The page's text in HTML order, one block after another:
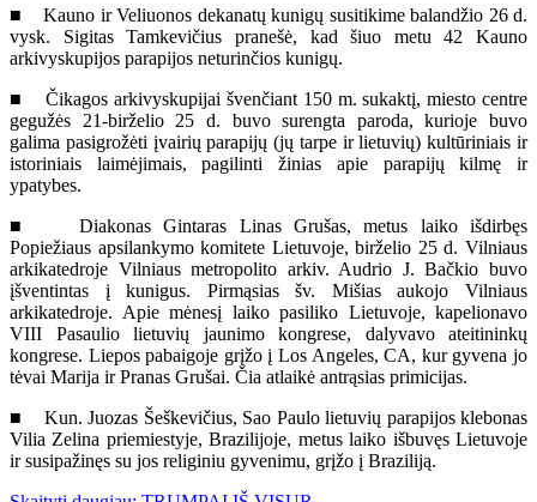
■ Kauno ir Veliuonos dekanatų kunigų susitikime balandžio 26 d.
vysk. Sigitas Tamkevičius pranešė, kad šiuo metu 42 Kauno
arkivyskupijos parapijos neturinčios kunigų.
■ Čikagos arkivyskupijai švenčiant 150 m. sukaktį, miesto centre
gegužės 21-birželio 25 d. buvo surengta paroda, kurioje buvo
galima pasigrožėti įvairių parapijų (jų tarpe ir lietuvių) kultūriniais ir
istoriniais laimėjimais, pagilinti žinias apie parapijų kilmę ir
ypatybes.
■ Diakonas Gintaras Linas Grušas, metus laiko išdirbęs
Popiežiaus apsilankymo komitete Lietuvoje, birželio 25 d. Vilniaus
arkikatedroje Vilniaus metropolito arkiv. Audrio J. Bačkio buvo
įšventintas į kunigus. Pirmąsias šv. Mišias aukojo Vilniaus
arkikatedroje. Apie mėnesį laiko pasiliko Lietuvoje, kapelionavo
VIII Pasaulio lietuvių jaunimo kongrese, dalyvavo ateitininkų
kongrese. Liepos pabaigoje grįžo į Los Angeles, CA, kur gyvena jo
tėvai Marija ir Pranas Grušai. Čia atlaikė antrąsias primicijas.
■ Kun. Juozas Šeškevičius, Sao Paulo lietuvių parapijos klebonas
Vilia Zelina priemiestyje, Brazilijoje, metus laiko išbuvęs Lietuvoje
ir susipažinęs su jos religiniu gyvenimu, grįžo į Braziliją.